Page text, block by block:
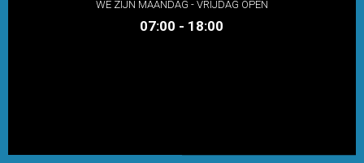
WE ZIJN MAANDAG - VRIJDAG OPEN
07:00 - 18:00